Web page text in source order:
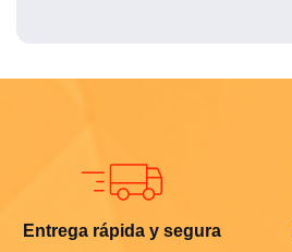
Entrega rápida y segura